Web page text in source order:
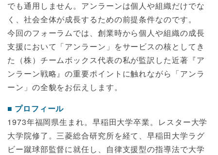
でも通⽤しません。アンラーンは個⼈や組織だけでな
く、社会全体が成⻑するための前提条件なのです。
今回のフォーラムでは、創業時から個⼈や組織の成⻑
⽀援において「アンラーン」をサービスの核としてき
た（株）チームボックス代表の私が監訳した近著『ア
ンラーン戦略』の重要ポイントに触れながら「アンラ
ーン」の全貌をお伝えします。
プロフィール
1973年福岡県生まれ。早稲田大学卒業。レスター大学
大学院修了。三菱総合研究所を経て、早稲田大学ラグ
ビー蹴球部監督に就任し、自律支援型の指導法で大学